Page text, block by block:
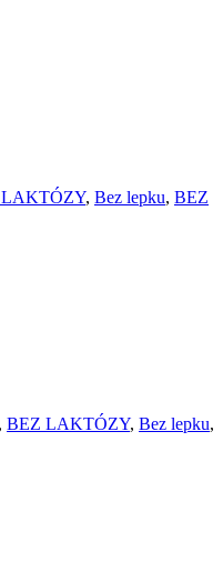
, Bez lepku, BEZ
BEZ LAKTÓZY, Bez lepku,